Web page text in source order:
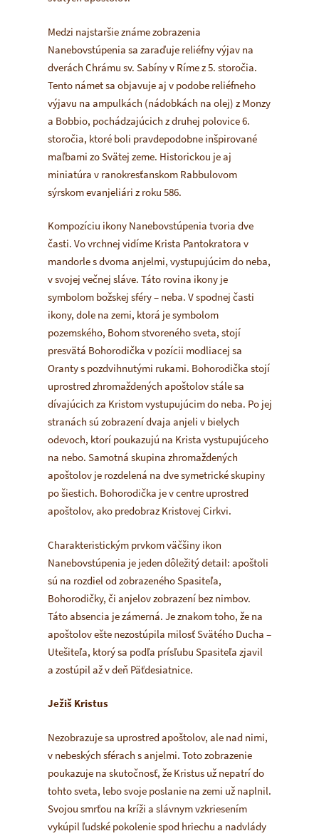
Medzi najstaršie známe zobrazenia
Nanebovstúpenia sa zaraďuje reliéfny výjav na
dverách Chrámu sv. Sabíny v Ríme z 5. storočia.
Tento námet sa objavuje aj v podobe reliéfneho
výjavu na ampulkách (nádobkách na olej) z Monzy
a Bobbio, pochádzajúcich z druhej polovice 6.
storočia, ktoré boli pravdepodobne inšpirované
maľbami zo Svätej zeme. Historickou je aj
miniatúra v ranokresťanskom Rabbulovom
sýrskom evanjeliári z roku 586.
Kompozíciu ikony Nanebovstúpenia tvoria dve
časti. Vo vrchnej vidíme Krista Pantokratora v
mandorle s dvoma anjelmi, vystupujúcim do neba,
v svojej večnej sláve. Táto rovina ikony je
symbolom božskej sféry – neba. V spodnej časti
ikony, dole na zemi, ktorá je symbolom
pozemského, Bohom stvoreného sveta, stojí
presvätá Bohorodička v pozícii modliacej sa
Oranty s pozdvihnutými rukami. Bohorodička stojí
uprostred zhromaždených apoštolov stále sa
dívajúcich za Kristom vystupujúcim do neba. Po jej
stranách sú zobrazení dvaja anjeli v bielych
odevoch, ktorí poukazujú na Krista vystupujúceho
na nebo. Samotná skupina zhromaždených
apoštolov je rozdelená na dve symetrické skupiny
po šiestich. Bohorodička je v centre uprostred
apoštolov, ako predobraz Kristovej Cirkvi.
Charakteristickým prvkom väčšiny ikon
Nanebovstúpenia je jeden dôležitý detail: apoštoli
sú na rozdiel od zobrazeného Spasiteľa,
Bohorodičky, či anjelov zobrazení bez nimbov.
Táto absencia je zámerná. Je znakom toho, že na
apoštolov ešte nezostúpila milosť Svätého Ducha –
Utešiteľa, ktorý sa podľa prísľubu Spasiteľa zjavil
a zostúpil až v deň Päťdesiatnice.
Ježiš Kristus
Nezobrazuje sa uprostred apoštolov, ale nad nimi,
v nebeských sférach s anjelmi. Toto zobrazenie
poukazuje na skutočnosť, že Kristus už nepatrí do
tohto sveta, lebo svoje poslanie na zemi už naplnil.
Svojou smrťou na kríži a slávnym vzkriesením
vykúpil ľudské pokolenie spod hriechu a nadvlády